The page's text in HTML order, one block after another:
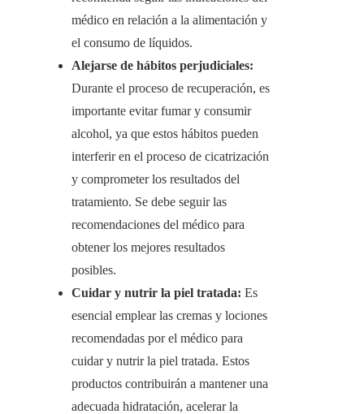
médico en relación a la alimentación y
el consumo de líquidos.
Alejarse de hábitos perjudiciales:
Durante el proceso de recuperación, es
importante evitar fumar y consumir
alcohol, ya que estos hábitos pueden
interferir en el proceso de cicatrización
y comprometer los resultados del
tratamiento. Se debe seguir las
recomendaciones del médico para
obtener los mejores resultados
posibles.
Cuidar y nutrir la piel tratada: Es
esencial emplear las cremas y lociones
recomendadas por el médico para
cuidar y nutrir la piel tratada. Estos
productos contribuirán a mantener una
adecuada hidratación, acelerar la